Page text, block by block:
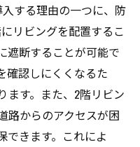
する理由の一つに、防
リビングを配置するこ
遮断することが可能で
確認しにくくなるた
ます。また、2階リビン
路からのアクセスが困
できます。これによ